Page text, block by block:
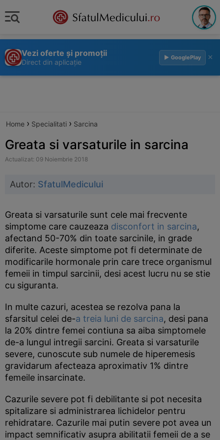
Vezi oferte și promoții
Direct din aplicație
▶ GooglePlay ×
Home › Specialitati › Sarcina
Greata si varsaturile in sarcina
Actualizat: 09 Noiembrie 2018
Autor: SfatulMedicului
Greata si varsaturile sunt cele mai frecvente
simptome care cauzeaza disconfort in sarcina,
afectand 50-70% din toate sarcinile, in grade
diferite. Aceste simptome pot fi determinate de
modificarile hormonale prin care trece organismul
femeii in timpul sarcinii, desi acest lucru nu se stie
cu siguranta.
In multe cazuri, acestea se rezolva pana la
sfarsitul celei de-a treia luni de sarcina, desi pana
la 20% dintre femei contiuna sa aiba simptomele
de-a lungul intregii sarcini. Greata si varsaturile
severe, cunoscute sub numele de hiperemesis
gravidarum afecteaza aproximativ 1% dintre
femeile insarcinate.
Cazurile severe pot fi debilitante si pot necesita
spitalizare si administrarea lichidelor pentru
rehidratare. Cazurile mai putin severe pot avea un
impact semnificativ asupra abilitatii femeii de a se